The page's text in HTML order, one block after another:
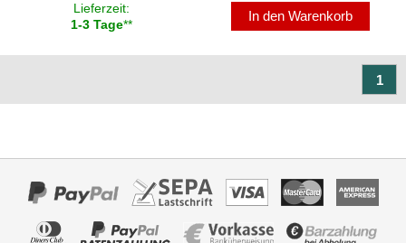
Lieferzeit:
1-3 Tage**
In den Warenkorb
1